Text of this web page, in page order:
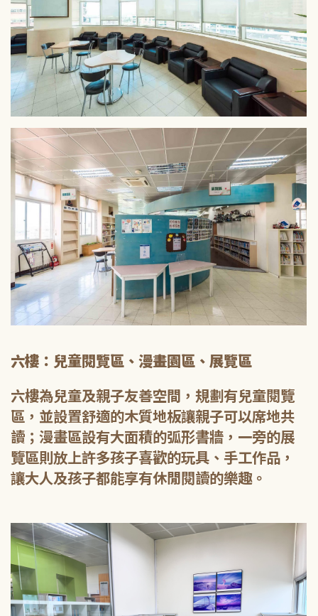
六樓：兒童閱覽區、漫畫園區、展覽區
六樓為兒童及親子友善空間，規劃有兒童閱覽
區，並設置舒適的木質地板讓親子可以席地共
讀；漫畫區設有大面積的弧形書牆，一旁的展
覽區則放上許多孩子喜歡的玩具、手工作品，
讓大人及孩子都能享有休閒閱讀的樂趣。